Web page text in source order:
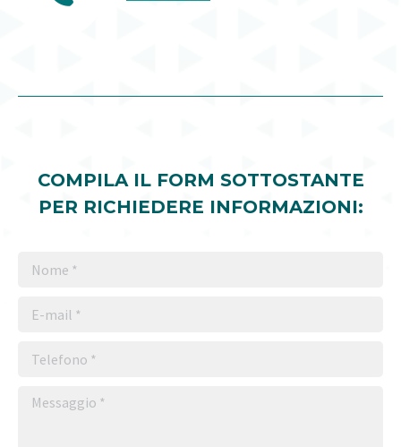
COMPILA IL FORM SOTTOSTANTE
PER RICHIEDERE INFORMAZIONI:
Nome *
E-mail *
Telefono *
Messaggio *